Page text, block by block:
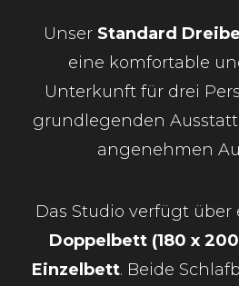
Unser Standard
eine komfortable
Unterkunft für drei
grundlegenden
angenehmen
Das Studio verfügt
Doppelbett (180 x
Einzelbett. Beide